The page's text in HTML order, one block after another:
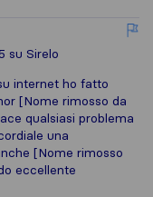
su Sirelo
internet ho fatto
[Nome rimosso da
qualsiasi problema
una
[Nome rimosso
eccellente